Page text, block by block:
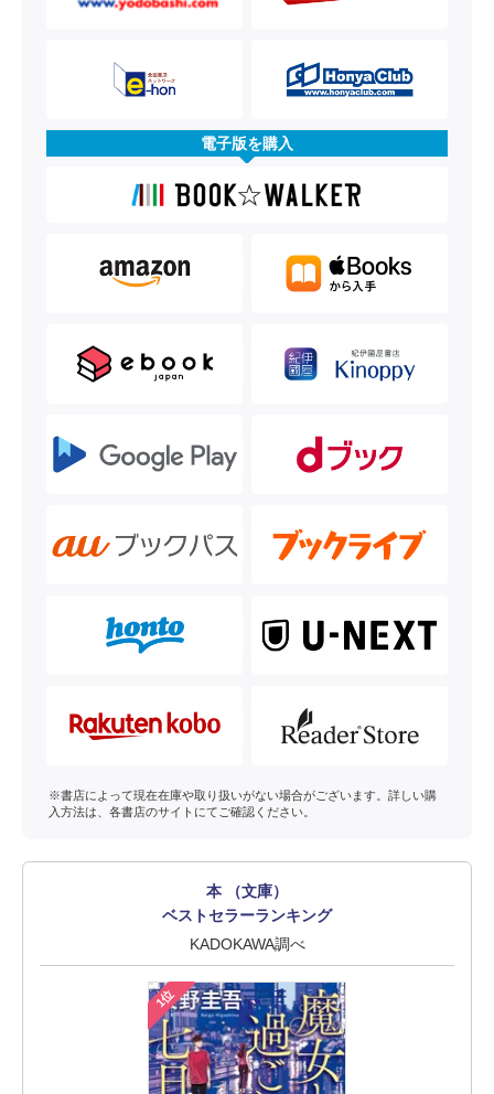
電子版を購入
※書店によって現在在庫や取り扱いがない場合がございます。詳しい購
入方法は、各書店のサイトにてご確認ください。
本 （文庫）
ベストセラーランキング
KADOKAWA調べ
1位